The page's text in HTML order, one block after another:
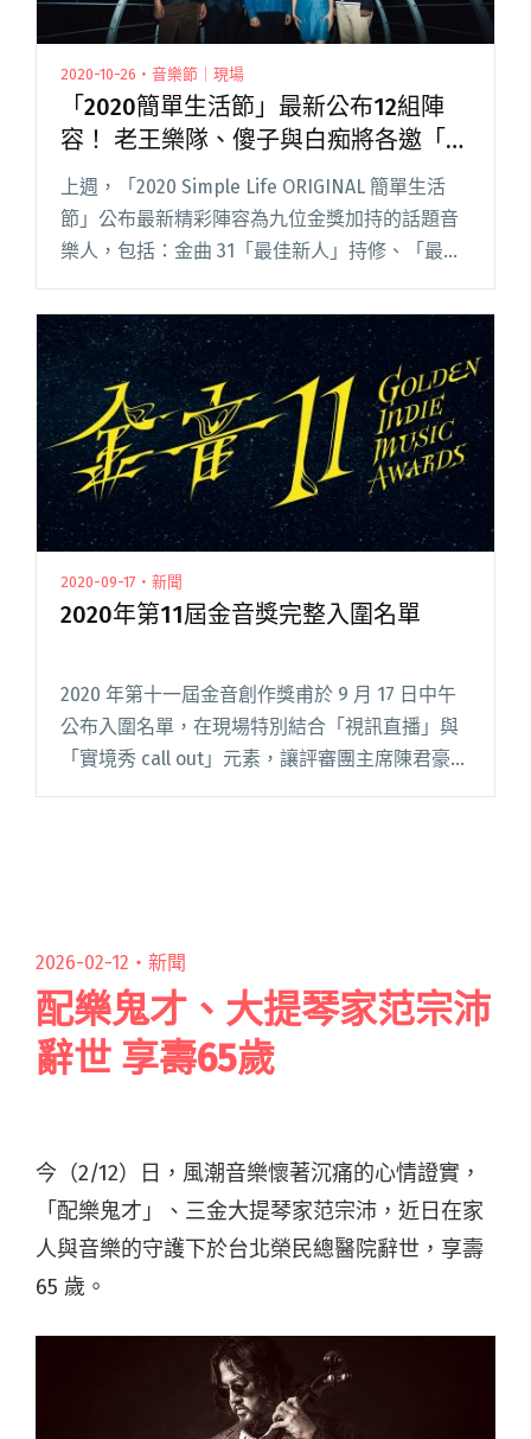
2020-10-26・音樂節｜現場
「2020簡單生活節」最新公布12組陣
容！ 老王樂隊、傻子與白痴將各邀「神
秘嘉賓」共演
上週，「2020 Simple Life ORIGINAL 簡單生活
節」公布最新精彩陣容為九位金獎加持的話題音
樂人，包括：金曲 31「最佳新人」持修、「最佳
Chicks，以及入圍過金曲的告五閱讀全文
"「2020簡單生活節」最新公布12組陣容！ 老王
樂隊、傻子與白痴將各邀「神秘嘉賓」共演"
2020-09-17・新聞
2020年第11屆金音獎完整入圍名單
2020 年第十一屆金音創作獎甫於 9 月 17 日中午
公布入圍名單，在現場特別結合「視訊直播」與
「實境秀 call out」元素，讓評審團主席陳君豪、
主持人阿霈於錄音室內，分別與文化次部長彭俊
2026-02-12・ 新聞
配樂鬼才、大提琴家范宗沛
辭世 享壽65歲
今（2/12）日，風潮音樂懷著沉痛的心情證實，
「配樂鬼才」、三金大提琴家范宗沛，近日在家
人與音樂的守護下於台北榮民總醫院辭世，享壽
65 歲。